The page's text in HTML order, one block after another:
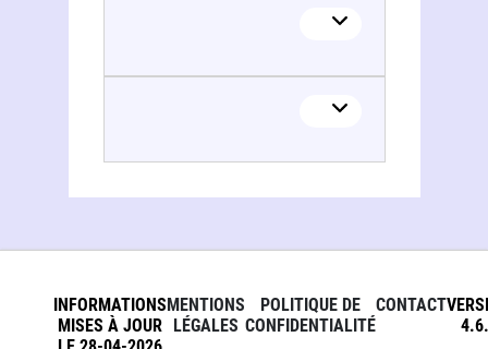
INFORMATIONS
MISES À JOUR
MENTIONS
LÉGALES
POLITIQUE DE
CONFIDENTIALITÉ
CONTACT